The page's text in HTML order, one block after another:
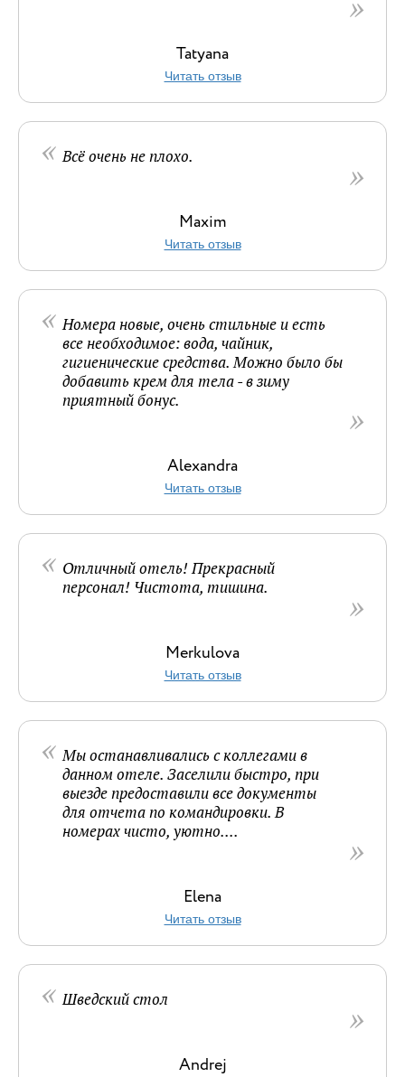
Tatyana
Читать отзыв
Всё очень не плохо.
Maxim
Читать отзыв
Номера новые, очень стильные и есть
все необходимое: вода, чайник,
гигиенические средства. Можно было бы
добавить крем для тела - в зиму
приятный бонус.
Alexandra
Читать отзыв
Отличный отель! Прекрасный
персонал! Чистота, тишина.
Merkulova
Читать отзыв
Мы останавливались с коллегами в
данном отеле. Заселили быстро, при
выезде предоставили все документы
для отчета по командировки. В
номерах чисто, уютно....
Elena
Читать отзыв
Шведский стол
Andrej